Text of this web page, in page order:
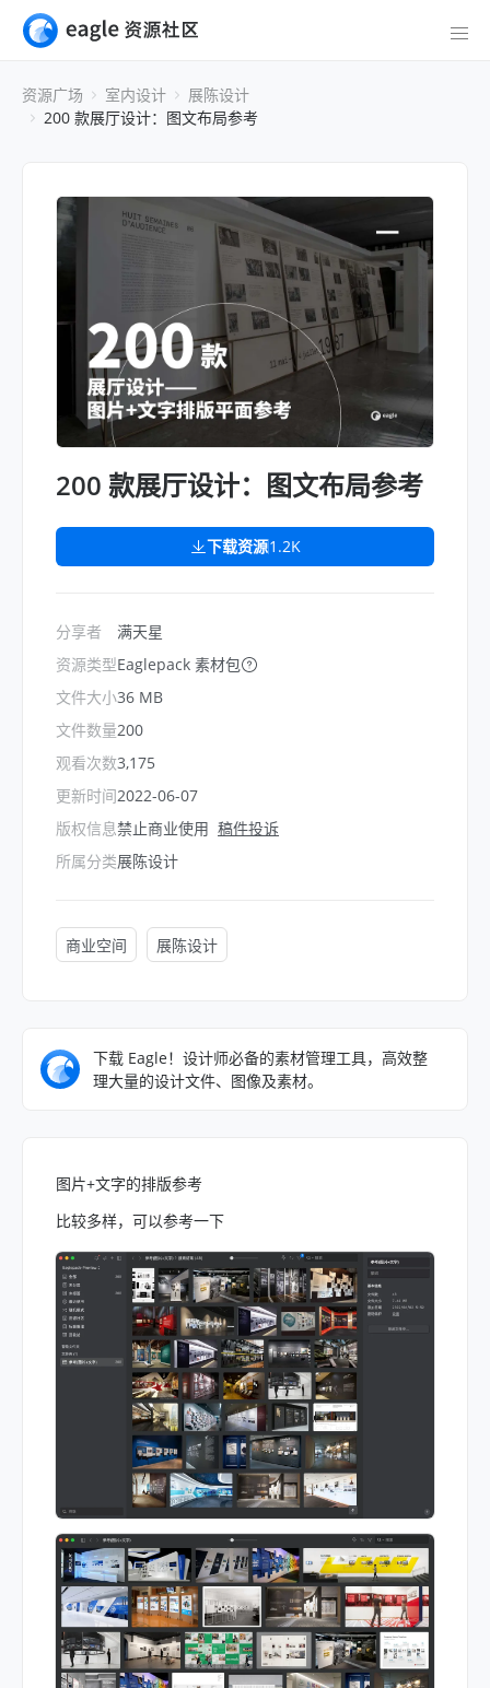
资源广场 室内设计
展陈设计
200 款展厅设计：图文布局参考
200 款展厅设计：图文布局参考
下载资源1.2K
分享者
资源类型
文件大小
文件数量
观看次数
更新时间
版权信息
所属分类
满天星
Eaglepack 素材包
36 MB
200
3,175
2022-06-07
禁止商业使用 稿件投诉
展陈设计
商业空间 展陈设计
下载 Eagle！设计师必备的素材管理工具，高效整
理大量的设计文件、图像及素材。
图片+文字的排版参考
比较多样，可以参考一下